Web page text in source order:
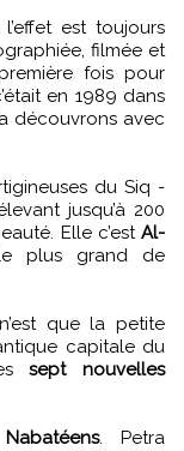
filmée et
fois pour
en 1989 dans
découvrons avec
du Siq -
jusqu’à 200
Elle c’est Al-
plus grand de
que la petite
capitale du
sept nouvelles
. Petra